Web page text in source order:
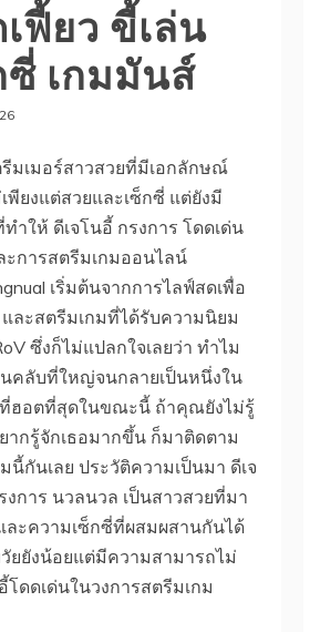
ฟี้ยว ขี้เล่น
เกมมันส์
รีมเมอร์สาวสวยที่มีเอกลักษณ์
พียงแต่สวยและเซ็กซี่ แต่ยังมี
ำให้ ดีเจโนอี้ กรงการ โดดเด่น
ะการสตรีมเกมออนไลน์
เริ่มต้นจากการไลฟ์สดเพื่อ
ละสตรีมเกมที่ได้รับความนิยม
ซึ่งก็ไม่แปลกใจเลยว่า ทำไม
คลับที่ใหญ่จนกลายเป็นหนึ่งใน
ที่ฮอตที่สุดในขณะนี้ ถ้าคุณยังไม่รู้
ากรู้จักเธอมากขึ้น ก็มาติดตาม
นี้กันเลย ประวัติความเป็นมา ดีเจ
งการ นวลนวล เป็นสาวสวยที่มา
ะความเซ็กซี่ที่ผสมผสานกันได้
ยยังน้อยแต่มีความสามารถไม่
ดดเด่นในวงการสตรีมเกม